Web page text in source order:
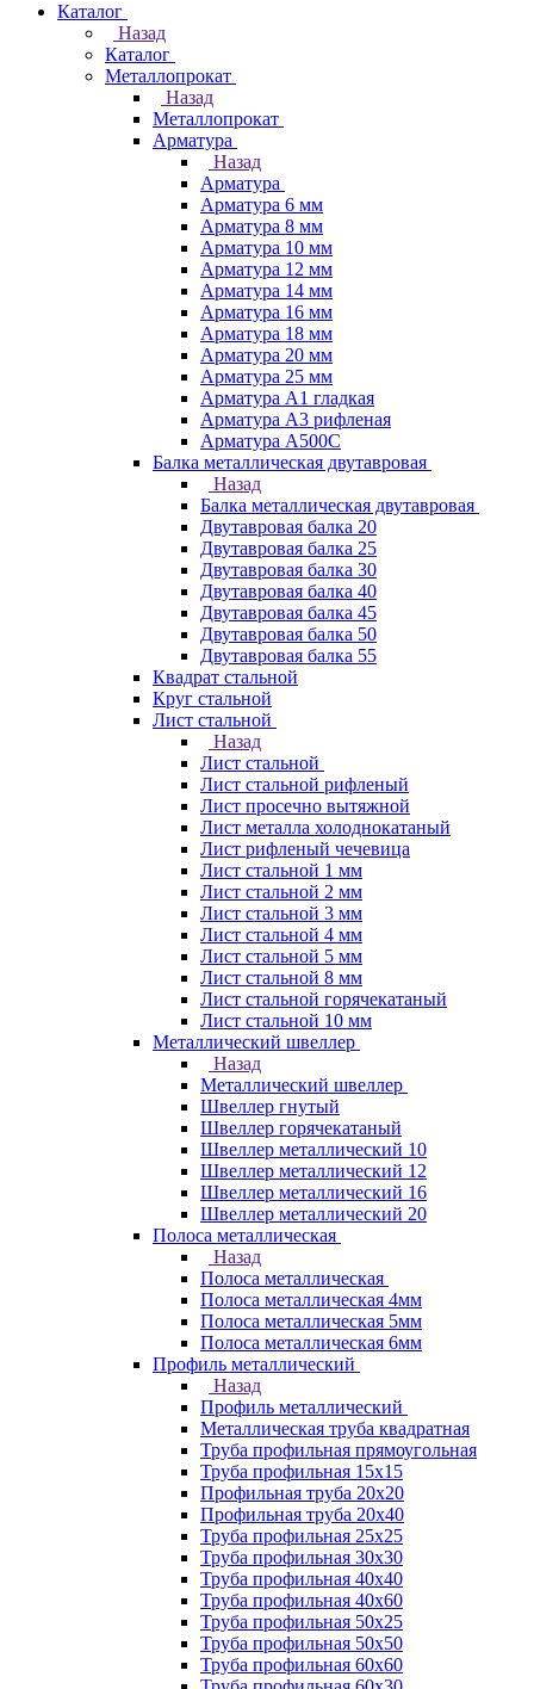
Каталог
Назад
Каталог
Металлопрокат
Назад
Металлопрокат
Арматура
Назад
Арматура
Арматура 6 мм
Арматура 8 мм
Арматура 10 мм
Арматура 12 мм
Арматура 14 мм
Арматура 16 мм
Арматура 18 мм
Арматура 20 мм
Арматура 25 мм
Арматура А1 гладкая
Арматура А3 рифленая
Арматура А500С
Балка металлическая двутавровая
Назад
Балка металлическая двутавровая
Двутавровая балка 20
Двутавровая балка 25
Двутавровая балка 30
Двутавровая балка 40
Двутавровая балка 45
Двутавровая балка 50
Двутавровая балка 55
Квадрат стальной
Круг стальной
Лист стальной
Назад
Лист стальной
Лист стальной рифленый
Лист просечно вытяжной
Лист металла холоднокатаный
Лист рифленый чечевица
Лист стальной 1 мм
Лист стальной 2 мм
Лист стальной 3 мм
Лист стальной 4 мм
Лист стальной 5 мм
Лист стальной 8 мм
Лист стальной горячекатаный
Лист стальной 10 мм
Металлический швеллер
Назад
Металлический швеллер
Швеллер гнутый
Швеллер горячекатаный
Швеллер металлический 10
Швеллер металлический 12
Швеллер металлический 16
Швеллер металлический 20
Полоса металлическая
Назад
Полоса металлическая
Полоса металлическая 4мм
Полоса металлическая 5мм
Полоса металлическая 6мм
Профиль металлический
Назад
Профиль металлический
Металлическая труба квадратная
Труба профильная прямоугольная
Труба профильная 15х15
Профильная труба 20х20
Профильная труба 20х40
Труба профильная 25х25
Труба профильная 30x30
Труба профильная 40х40
Труба профильная 40х60
Труба профильная 50х25
Труба профильная 50х50
Труба профильная 60x60